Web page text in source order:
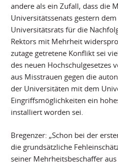
andere als ein Zufall, dass die
Universitätssenats gestern
Universitätsrats für die
Rektors mit Mehrheit
zutage getretene Konflikt sei
des neuen Hochschulgesetzes
aus Misstrauen gegen die
der Universitäten mit dem
Eingriffsmöglichkeiten ein
installiert worden sei.
Bregenzer: „Schon bei der
die grundsätzliche
seiner Mehrheitsbeschaffer